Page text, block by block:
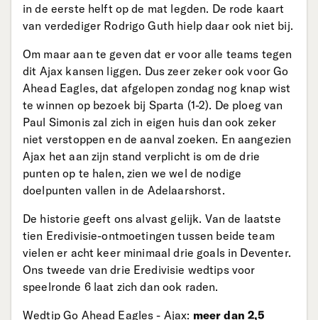
in de eerste helft op de mat legden. De rode kaart
van verdediger Rodrigo Guth hielp daar ook niet bij.
Om maar aan te geven dat er voor alle teams tegen
dit Ajax kansen liggen. Dus zeer zeker ook voor Go
Ahead Eagles, dat afgelopen zondag nog knap wist
te winnen op bezoek bij Sparta (1-2). De ploeg van
Paul Simonis zal zich in eigen huis dan ook zeker
niet verstoppen en de aanval zoeken. En aangezien
Ajax het aan zijn stand verplicht is om de drie
punten op te halen, zien we wel de nodige
doelpunten vallen in de Adelaarshorst.
De historie geeft ons alvast gelijk. Van de laatste
tien Eredivisie-ontmoetingen tussen beide team
vielen er acht keer minimaal drie goals in Deventer.
Ons tweede van drie Eredivisie wedtips voor
speelronde 6 laat zich dan ook raden.
Wedtip Go Ahead Eagles - Ajax: meer dan 2,5